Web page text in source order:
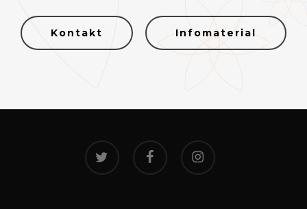
Kontakt Infomaterial